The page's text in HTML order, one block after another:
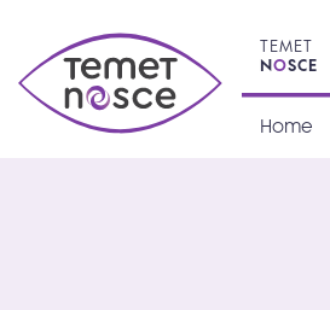
main
content
TEMET
NOSCE
Home